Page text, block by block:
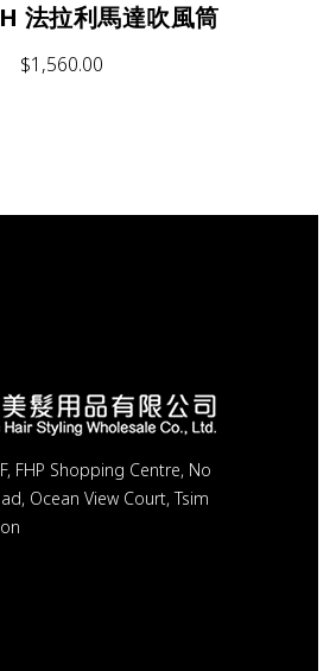
法拉利馬達吹風筒
$1,560.00
FHP Shopping Centre, No
Ocean View Court, Tsim